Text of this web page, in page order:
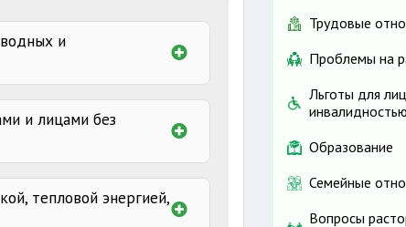
и
и лицами без
тепловой энергией,
Трудовые
Проблемы на
Льготы для
инвалидностью
Образование
Семейные
Вопросы